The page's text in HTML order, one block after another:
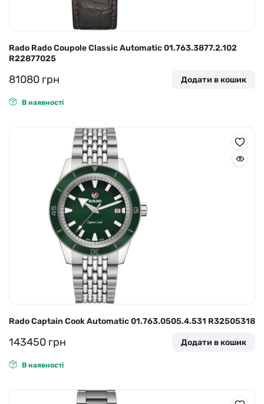
Rado Rado Coupole Classic Automatic 01.763.3877.2.102
R22877025
81080 грн Додати в кошик
В наявності
Rado Captain Cook Automatic 01.763.0505.4.531 R32505318
143450 грн Додати в кошик
В наявності